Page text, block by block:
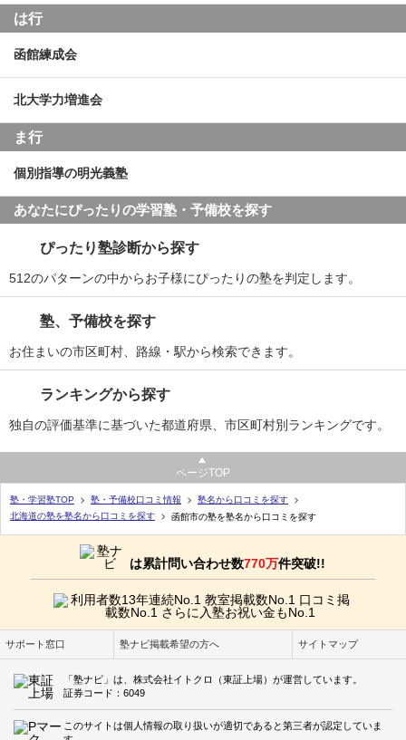
は行
函館練成会
北大学力増進会
ま行
個別指導の明光義塾
あなたにぴったりの学習塾・予備校を探す
ぴったり塾診断から探す
512のパターンの中からお子様にぴったりの塾を判定します。
塾、予備校を探す
お住まいの市区町村、路線・駅から検索できます。
ランキングから探す
独自の評価基準に基づいた都道府県、市区町村別ランキングです。
ページTOP
塾・学習塾TOP 塾・予備校口コミ情報
塾名から口コミを探す
北海道の塾を塾名から口コミを探す
函館市の塾を塾名から口コミを探す
は累計問い合わせ数770万件突破!!
サポート窓口 塾ナビ掲載希望の方へ サイトマップ
「塾ナビ」は、株式会社イトクロ（東証上場）が運営しています。
証券コード：6049
このサイトは個人情報の取り扱いが適切であると第三者が認定していま